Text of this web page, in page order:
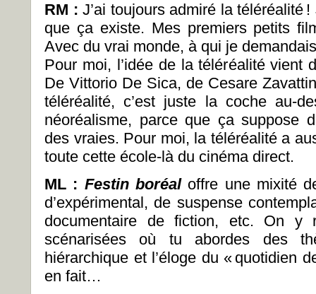
RM : J’ai toujours admiré la téléréalité !
que ça existe. Mes premiers petits
Avec du vrai monde, à qui je
Pour moi, l’idée de la téléréalité vient
De Vittorio De Sica, de Cesare
téléréalité, c’est juste la coche au-
néoréalisme, parce que ça suppose
des vraies. Pour moi, la téléréalité a
toute cette école-là du cinéma direct.
ML : Festin boréaloffre une mixité
d’expérimental, de suspense
documentaire de fiction, etc. On y
scénarisées où tu abordes des
hiérarchique et l’éloge du « quotidien
en fait…